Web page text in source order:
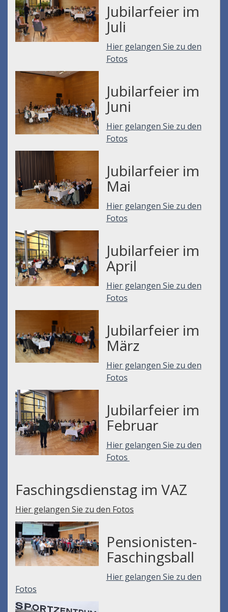
Jubilarfeier im
Juli
Hier gelangen Sie zu den
Fotos
Jubilarfeier im
Juni
Hier gelangen Sie zu den
Fotos
Jubilarfeier im
Mai
Hier gelangen Sie zu den
Fotos
Jubilarfeier im
April
Hier gelangen Sie zu den
Fotos
Jubilarfeier im
März
Hier gelangen Sie zu den
Fotos
Jubilarfeier im
Februar
Hier gelangen Sie zu den
Fotos
Faschingsdienstag im VAZ
Hier gelangen Sie zu den Fotos
Pensionisten-
Faschingsball
Hier gelangen Sie zu den
Fotos